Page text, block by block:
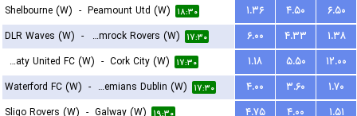
Shelbourne (W) - Peamount Utd (W) ۱۸:۳۰ ۱.۳۶ ۴.۵۰
۶.۵۰
DLR Waves (W) - Shamrock Rovers (W) ۱۷:۳۰ ۶.۰۰ ۴.۳۳
۱.۳۸
Treaty United FC (W)
- Cork City (W) ۱۷:۳۰ ۱.۱۸ ۵.۵۰
۱۲.۰۰
Waterford FC (W) - Bohemians Dublin (W) ۱۷:۳۰ ۴.۰۰ ۳.۶۰
۱.۷۰
Sligo Rovers (W) - Galway (W) ۴.۷۵ ۴.۰۰
۱.۵۱